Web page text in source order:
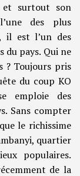
et surtout son
des plus
il est l’un des
du pays. Qui ne
? Toujours pris
du coup KO
emploie des
Sans compter
le richissime
quartier
populaires.
de la